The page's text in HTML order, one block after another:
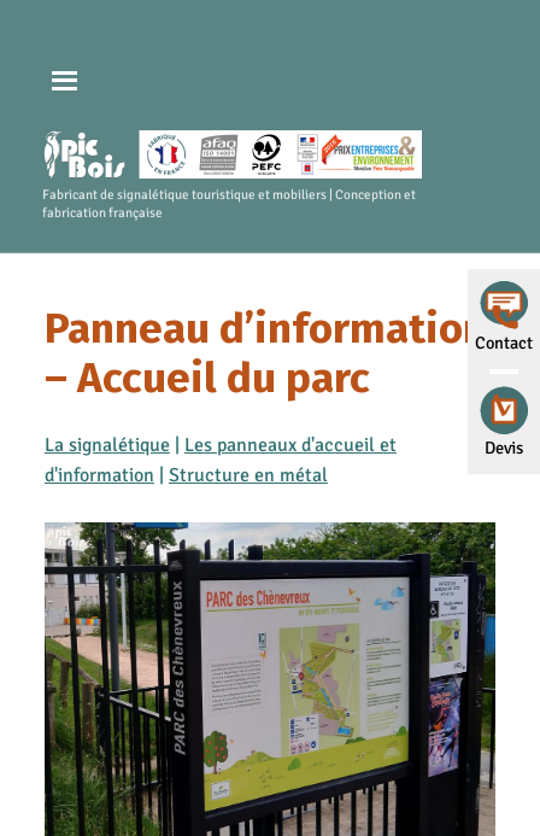
Contact
Devis
Fabricant de signalétique touristique et mobiliers | Conception et
fabrication française
Panneau d’information
– Accueil du parc
La signalétique| Les panneaux d'accueil et
d'information | Structure en métal